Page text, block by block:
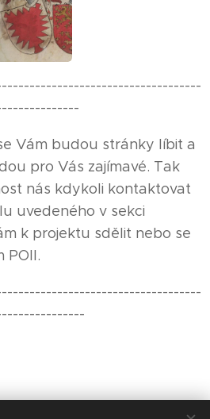
Vám budou stránky líbit a
pro Vás zajímavé. Tak
nás kdykoli kontaktovat
uvedeného v sekci
k projektu sdělit nebo se
POII.